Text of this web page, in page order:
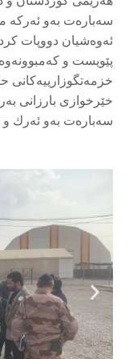
ئەرکە مرۆییە
كردەوە كە
هاوکاریی
حكومەتی
بەردەوامن و
ئەرك و چالاكییانە